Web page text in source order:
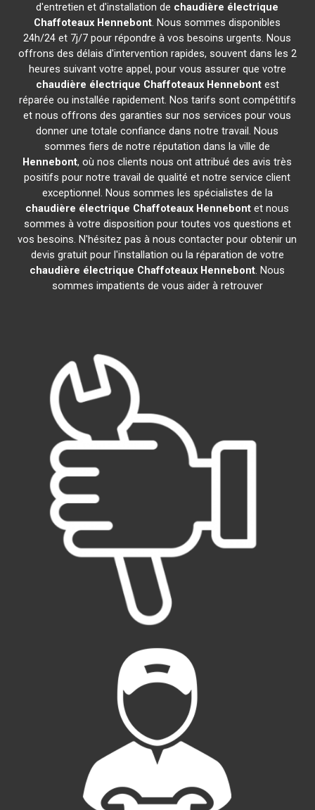
d'entretien et d'installation de chaudière électrique
Chaffoteaux Hennebont. Nous sommes disponibles
24h/24 et 7j/7 pour répondre à vos besoins urgents. Nous
offrons des délais d'intervention rapides, souvent dans les 2
heures suivant votre appel, pour vous assurer que votre
chaudière électrique Chaffoteaux Hennebontest
réparée ou installée rapidement. Nos tarifs sont compétitifs
et nous offrons des garanties sur nos services pour vous
donner une totale confiance dans notre travail. Nous
sommes fiers de notre réputation dans la ville de
Hennebont, où nos clients nous ont attribué des avis très
positifs pour notre travail de qualité et notre service client
exceptionnel. Nous sommes les spécialistes de la
chaudière électrique Chaffoteaux Hennebont et nous
sommes à votre disposition pour toutes vos questions et
vos besoins. N'hésitez pas à nous contacter pour obtenir un
devis gratuit pour l'installation ou la réparation de votre
chaudière électrique Chaffoteaux Hennebont. Nous
sommes impatients de vous aider à retrouver